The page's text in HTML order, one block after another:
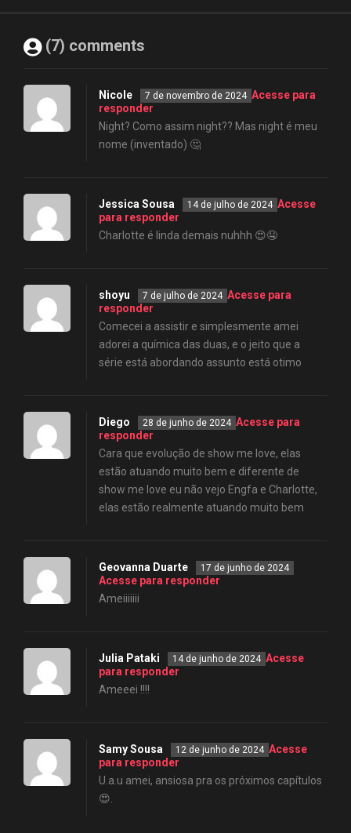
(7) comments
Nicole 7 de novembro de 2024 Acesse para
responder
Night? Como assim night?? Mas night é meu
nome (inventado) 🤔
Jessica Sousa 14 de julho de 2024 Acesse
para responder
Charlotte é linda demais nuhhh 😍🤤
shoyu 7 de julho de 2024 Acesse para
responder
Comecei a assistir e simplesmente amei
adorei a química das duas, e o jeito que a
série está abordando assunto está otimo
Diego 28 de junho de 2024 Acesse para
responder
Cara que evolução de show me love, elas
estão atuando muito bem e diferente de
show me love eu não vejo Engfa e Charlotte,
elas estão realmente atuando muito bem
Geovanna Duarte 17 de junho de 2024
Acesse para responder
Ameiiiiiii
Julia Pataki 14 de junho de 2024 Acesse
para responder
Ameeei !!!!
Samy Sousa 12 de junho de 2024 Acesse
para responder
U.a.u amei, ansiosa pra os próximos capítulos
😍.